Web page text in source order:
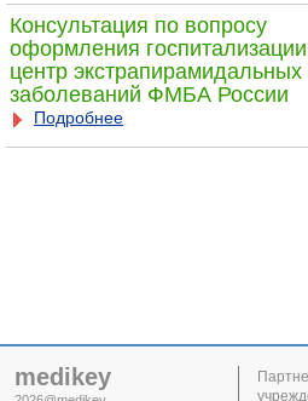
Консультация по вопросу
оформления
центр экстрапирамидальных
заболеваний ФМБА России
Подробнее
medikey